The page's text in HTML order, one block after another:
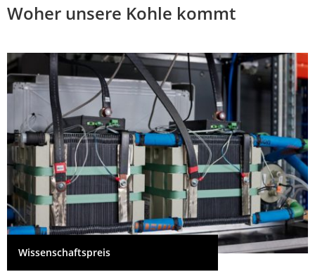
Woher unsere Kohle kommt
Wissenschaftspreis